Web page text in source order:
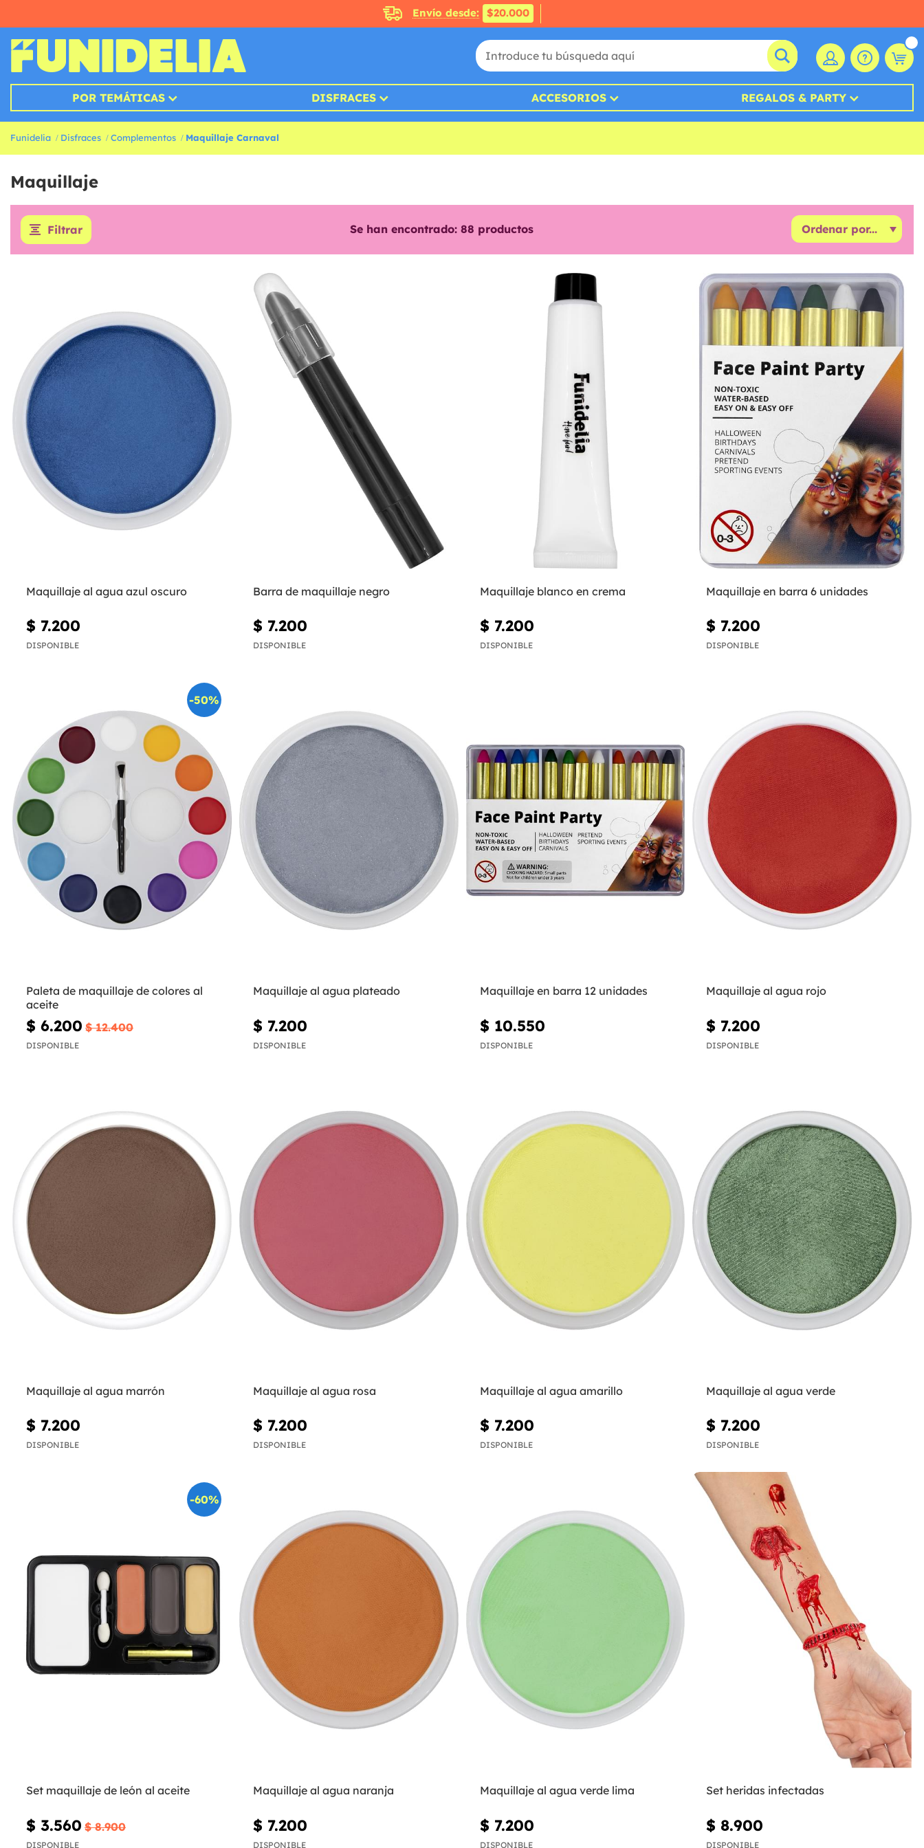
Envío desde: $20.000
POR TEMÁTICAS DISFRACES ACCESORIOS REGALOS & PARTY
Funidelia Disfraces Complementos Maquillaje Carnaval
Maquillaje
Filtrar Se han encontrado: 88 productos
Maquillaje al agua azul oscuro
$ 7.200
DISPONIBLE
Barra de maquillaje negro
$ 7.200
DISPONIBLE
Maquillaje blanco en crema
$ 7.200
DISPONIBLE
Maquillaje en barra 6 unidades
$ 7.200
DISPONIBLE
-50%
Paleta de maquillaje de colores al
aceite
$ 6.200 $ 12.400
DISPONIBLE
Maquillaje al agua plateado
$ 7.200
DISPONIBLE
Maquillaje en barra 12 unidades
$ 10.550
DISPONIBLE
Maquillaje al agua rojo
$ 7.200
DISPONIBLE
Maquillaje al agua marrón
$ 7.200
DISPONIBLE
Maquillaje al agua rosa
$ 7.200
DISPONIBLE
Maquillaje al agua amarillo
$ 7.200
DISPONIBLE
Maquillaje al agua verde
$ 7.200
DISPONIBLE
-60%
Set maquillaje de león al aceite
$ 3.560 $ 8.900
DISPONIBLE
Maquillaje al agua naranja
$ 7.200
DISPONIBLE
Maquillaje al agua verde lima
$ 7.200
DISPONIBLE
Set heridas infectadas
$ 8.900
DISPONIBLE